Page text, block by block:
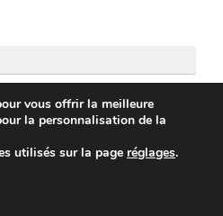
...
vous offrir la meilleure
la personnalisation de la
utilisés sur la page réglages.